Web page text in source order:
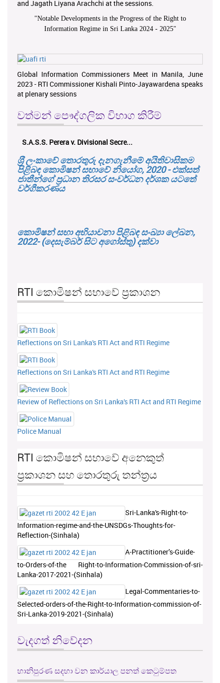
and Jagath Liyana Arachchi at the sessions.
"Notable Developments in the Progress of the Right to
Information Regime in Sri Lanka 2024 - 2025"
Global Information Commissioners Meet in Manila, June
2023 - RTI Commissioner Kishali Pinto-Jayawardena speaks
at plenary sessions
වත්මන් පෞද්ගලික විභාග කිරීම්
S.A.S.S. Perera v. Divisional Secre...
ශ‍්‍රී ලංකාවේ තොරතුරු දැනගැනීමේ අයිතිවාසිකම
පිළිබඳ කොමිෂන් සභාවේ නියෝග, 2020 - එක්සත්
ජාතීන්ගේ ප්‍රධාන තිරසර සංවර්ධන දර්ශක යටතේ
වර්ගීකරණය
කොමිෂන් සභා අභියාචනා පිළිබඳ සංඛ්‍යා ලේඛන,
2022- (දෙසැම්බර් සිට අගෝස්තු) දක්වා
RTI කොමිෂන් සභාවේ ප්‍රකාශන
Reflections on Sri Lanka's RTI Act and RTI Regime
Reflections on Sri Lanka's RTI Act and RTI Regime
Review of Reflections on Sri Lanka's RTI Act and RTI Regime
Police Manual
RTI කොමිෂන් සභාවේ අනෙකුත්
ප්‍රකාශන සහ තොරතුරු තන්ත්‍රය
Sri-Lanka's-Right-to-
Information-regime-and-the-UNSDGs-Thoughts-for-
Reflection-(Sinhala)
A-Practitioner’s-Guide-
to-Orders-of-the Right-to-Information-Commission-of-sri-
Lanka-2017-2021-(Sinhala)
Legal-Commentaries-to-
Selected-orders-of-the-Right-to-Information-commission-of-
Sri-Lanka-2019-2021-(Sinhala)
වැදගත් නිවේදන
හානිපුරණ සදහා වන කාර්යාල පනත් කෙටුම්පත